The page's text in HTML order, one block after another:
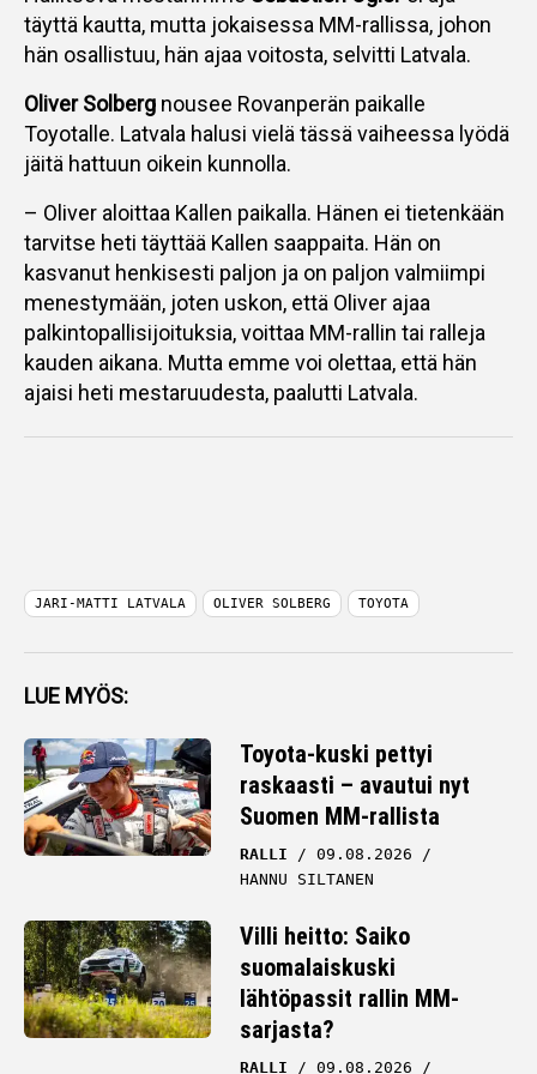
täyttä kautta, mutta jokaisessa MM-rallissa, johon
hän osallistuu, hän ajaa voitosta, selvitti Latvala.
Oliver Solberg nousee Rovanperän paikalle
Toyotalle. Latvala halusi vielä tässä vaiheessa lyödä
jäitä hattuun oikein kunnolla.
– Oliver aloittaa Kallen paikalla. Hänen ei tietenkään
tarvitse heti täyttää Kallen saappaita. Hän on
kasvanut henkisesti paljon ja on paljon valmiimpi
menestymään, joten uskon, että Oliver ajaa
palkintopallisijoituksia, voittaa MM-rallin tai ralleja
kauden aikana. Mutta emme voi olettaa, että hän
ajaisi heti mestaruudesta, paalutti Latvala.
JARI-MATTI LATVALA OLIVER SOLBERG TOYOTA
LUE MYÖS:
Toyota-kuski pettyi
raskaasti – avautui nyt
Suomen MM-rallista
RALLI
09.08.2026
HANNU SILTANEN
Villi heitto: Saiko
suomalaiskuski
lähtöpassit rallin MM-
sarjasta?
RALLI 09.08.2026